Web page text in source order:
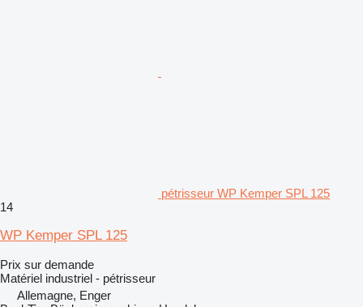
pétrisseur WP Kemper SPL 125
14
WP Kemper SPL 125
Prix sur demande
Matériel industriel - pétrisseur
Allemagne, Enger